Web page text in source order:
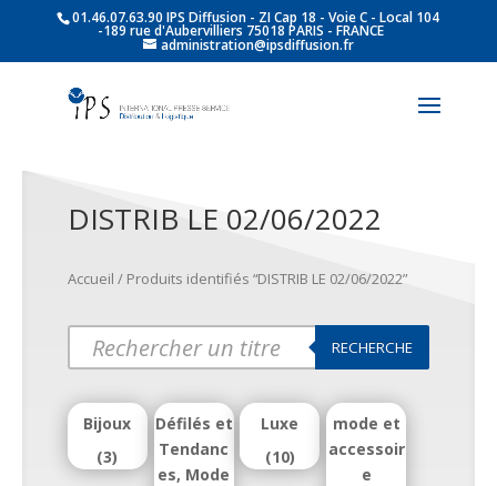
01.46.07.63.90 IPS Diffusion - ZI Cap 18 - Voie C - Local 104
-189 rue d'Aubervilliers 75018 PARIS - FRANCE
administration@ipsdiffusion.fr
DISTRIB LE 02/06/2022
Accueil / Produits identifiés “DISTRIB LE 02/06/2022”
Products
search
RECHERCHE
Bijoux
(3)
Défilés et
Tendanc
es, Mode
Luxe
(10)
mode et
accessoir
e